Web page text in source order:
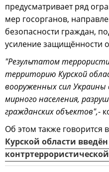
предусматривает ряд
мер госорганов,
безопасности граждан,
усиление защищённости
"Результатом
территорию Курской
вооруженных сил
мирного населения,
гражданских объектов",-
Об этом также говорится
Курской области